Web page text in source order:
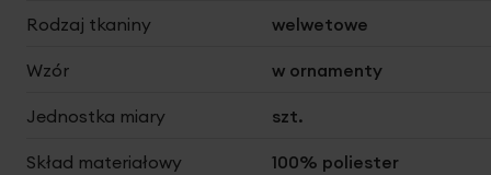
Rodzaj tkaniny welwetowe
Wzór w ornamenty
Jednostka miary szt.
Skład materiałowy 100% poliester